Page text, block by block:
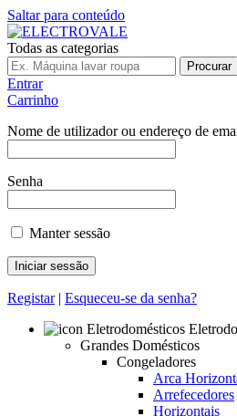
Saltar para conteúdo
Todas as categorias
Procurar
Entrar
Carrinho
Nome de utilizador ou endereço de
Senha
Manter sessão
Registar| Esqueceu-se da senha?
Grandes Domésticos
Congeladores
Arca
Arrefecedores
Horizontais